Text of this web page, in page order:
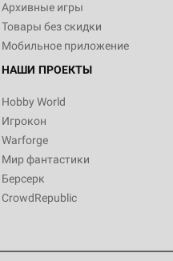
Архивные игры
Товары без скидки
Мобильное приложение
НАШИ ПРОЕКТЫ
Hobby World
Игрокон
Warforge
Мир фантастики
Берсерк
CrowdRepublic